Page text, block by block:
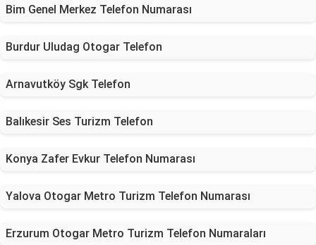
Bim Genel Merkez Telefon Numarası
Burdur Uludag Otogar Telefon
Arnavutköy Sgk Telefon
Balıkesir Ses Turizm Telefon
Konya Zafer Evkur Telefon Numarası
Yalova Otogar Metro Turizm Telefon Numarası
Erzurum Otogar Metro Turizm Telefon Numaraları